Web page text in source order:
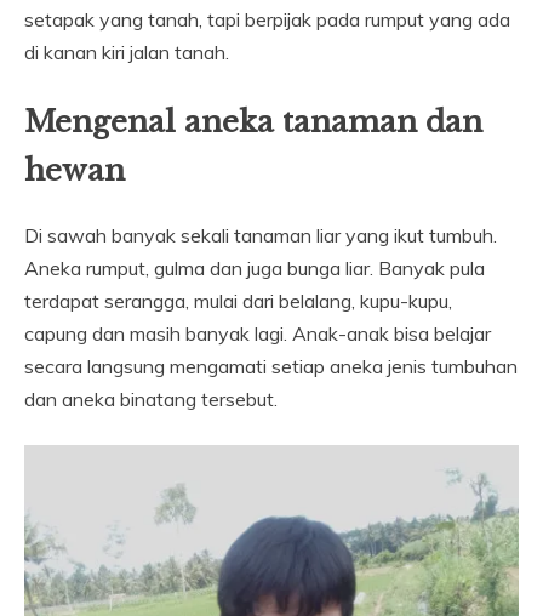
setapak yang tanah, tapi berpijak pada rumput yang ada
di kanan kiri jalan tanah.
Mengenal aneka tanaman dan
hewan
Di sawah banyak sekali tanaman liar yang ikut tumbuh.
Aneka rumput, gulma dan juga bunga liar. Banyak pula
terdapat serangga, mulai dari belalang, kupu-kupu,
capung dan masih banyak lagi. Anak-anak bisa belajar
secara langsung mengamati setiap aneka jenis tumbuhan
dan aneka binatang tersebut.